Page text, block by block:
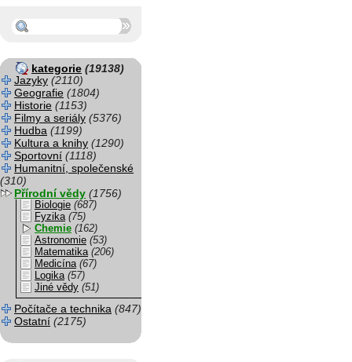
kategorie (19138)
Jazyky (2110)
Geografie (1804)
Historie (1153)
Filmy a seriály (5376)
Hudba (1199)
Kultura a knihy (1290)
Sportovní (1118)
Humanitní, společenské
(310)
Přírodní vědy (1756)
Biologie (687)
Fyzika (75)
Chemie (162)
Astronomie (53)
Matematika (206)
Medicína (67)
Logika (57)
Jiné vědy (51)
Počítače a technika (847)
Ostatní (2175)